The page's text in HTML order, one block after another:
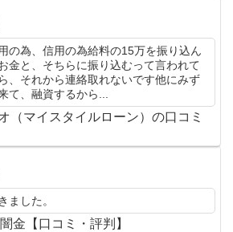
の為、信用の為給料の15万を振り込ん
金と、そちらに振り込むって言われて
、それから連絡取れないです他にみず
て、融資するから...
（マイスタイルローン）の口コミ
ました。
金【口コミ・評判】